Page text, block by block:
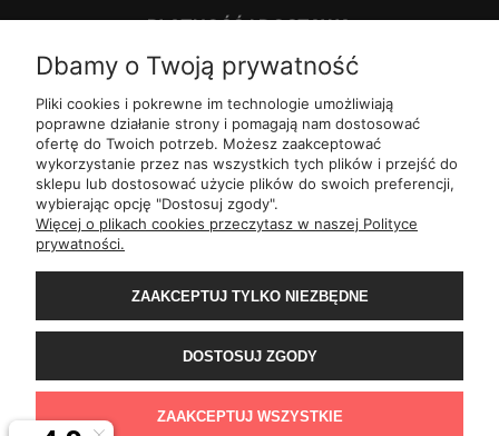
PŁATNOŚĆ I DOSTAWA
INFORMACJE
O NAS
ul. Romana Dmowskiego 1, 50-203
Wrocław
Św. Filipa 23/3, 31-150 Kraków
ul.Mielęckiego 10 lok 503,
Al.Jerozolimskie 81 lok 7.10, 02-001 Warszawa
Wały Piastowskie 1lok. 1508, 80-855 Gdańsk
ul.Grochowa 4, 15-423 Białystok
ul.ul. 1-go Maja 13lok. 2,20-410 Lublin
Rejtana 49/6, 35-310 Rzeszów
ul.Franciszka z Asyżu 62, 93-479 Łódź
ul.Wiertnicza 115, 02-952 Warszawa
al.Bohaterów Warszawy 11b, 70-370
Dbamy o Twoją prywatność
Pliki cookies i pokrewne im technologie umożliwiają
poprawne działanie strony i pomagają nam dostosować
ofertę do Twoich potrzeb. Możesz zaakceptować
wykorzystanie przez nas wszystkich tych plików i przejść do
sklepu lub dostosować użycie plików do swoich preferencji,
wybierając opcję "Dostosuj zgody".
Więcej o plikach cookies przeczytasz w naszej Polityce
prywatności.
ZAAKCEPTUJ TYLKO NIEZBĘDNE
DOSTOSUJ ZGODY
ZAAKCEPTUJ WSZYSTKIE